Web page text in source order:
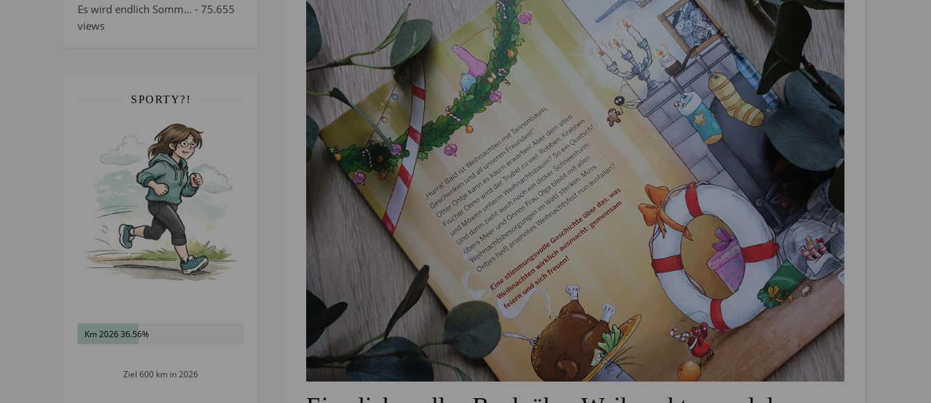
Es wird endlich Somm... - 75.655
views
SPORTY?!
Km 2026 36.56%
Ziel 600 km in 2026